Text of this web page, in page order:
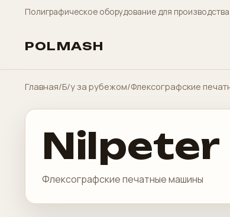
Полиграфическое оборудование для производства
POLMASH
Главная/Б/у за рубежом/Флексографские
Nilpeter
Флексографские печатные машины